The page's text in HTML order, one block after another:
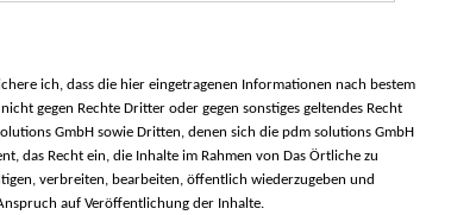
ich, dass die hier eingetragenen Informationen nach bestem
gegen Rechte Dritter oder gegen sonstiges geltendes Recht
GmbH sowie Dritten, denen sich die pdm solutions GmbH
das Recht ein, die Inhalte im Rahmen von Das Örtliche zu
verbreiten, bearbeiten, öffentlich wiederzugeben und
auf Veröffentlichung der Inhalte.